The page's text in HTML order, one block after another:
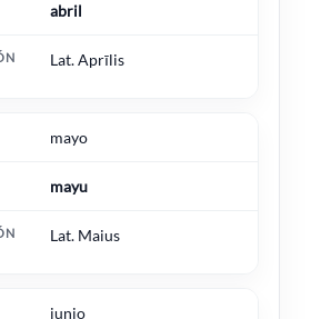
abril
Lat. Aprīlis
mayo
mayu
Lat. Maius
junio